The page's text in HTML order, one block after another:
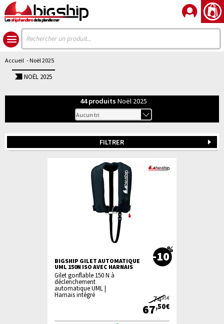
Lesshipchandlersde la planète mer
Accueil - Noël 2025
NOËL 2025
44produits Noël 2025
FILTRER
BIGSHIP GILET AUTOMATIQUE
UML 150N ISO AVEC HARNAIS
-10
Gilet gonflable 150 N à
déclenchement
automatique UML |
Harnais intégré
74,95€
67,50€